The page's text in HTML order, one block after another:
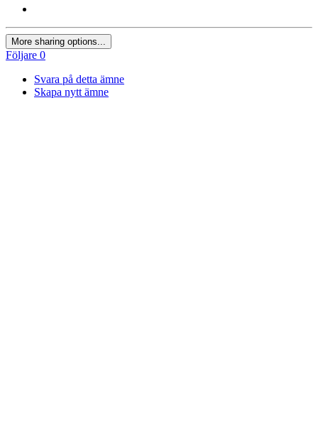
More sharing options...
Följare 0
Svara på detta ämne
Skapa nytt ämne